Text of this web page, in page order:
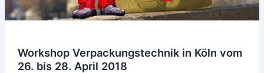
Workshop Verpackungstechnik in Köln vom
26. bis 28. April 2018
April
2018